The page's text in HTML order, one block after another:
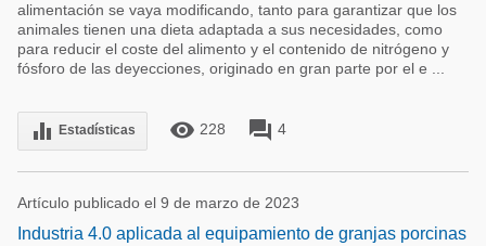
alimentación se vaya modificando, tanto para garantizar que los
animales tienen una dieta adaptada a sus necesidades, como
para reducir el coste del alimento y el contenido de nitrógeno y
fósforo de las deyecciones, originado en gran parte por el e ...
equalizer Estadísticas remove_red_eye 228 forum 4
Artículo publicado el 9 de marzo de 2023
Industria 4.0 aplicada al equipamiento de granjas porcinas